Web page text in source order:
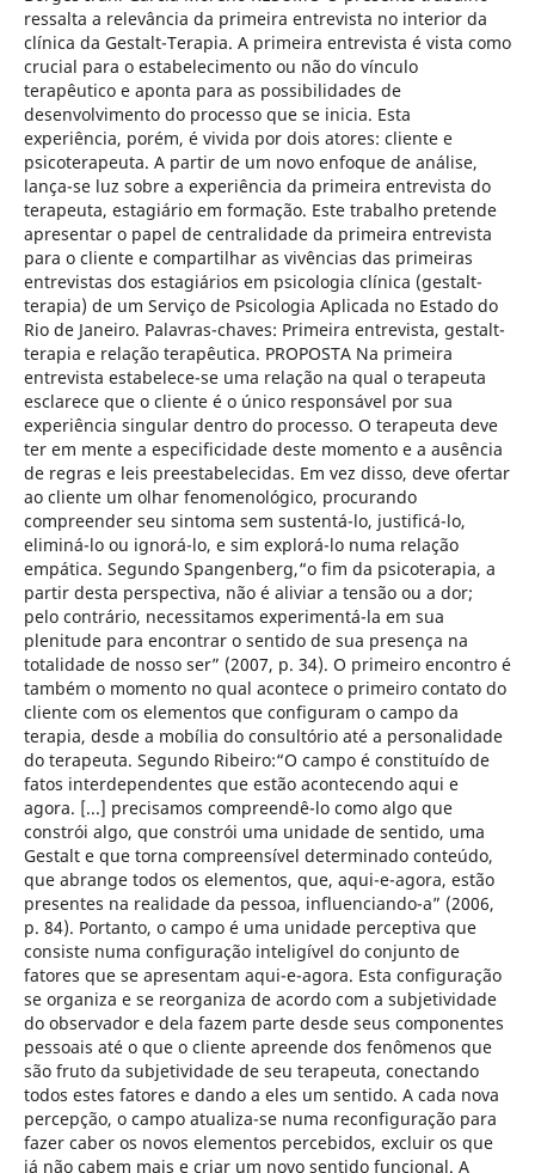
ressalta a relevância da primeira entrevista no interior da
clínica da Gestalt-Terapia. A primeira entrevista é vista como
crucial para o estabelecimento ou não do vínculo
terapêutico e aponta para as possibilidades de
desenvolvimento do processo que se inicia. Esta
experiência, porém, é vivida por dois atores: cliente e
psicoterapeuta. A partir de um novo enfoque de análise,
lança-se luz sobre a experiência da primeira entrevista do
terapeuta, estagiário em formação. Este trabalho pretende
apresentar o papel de centralidade da primeira entrevista
para o cliente e compartilhar as vivências das primeiras
entrevistas dos estagiários em psicologia clínica (gestalt-
terapia) de um Serviço de Psicologia Aplicada no Estado do
Rio de Janeiro. Palavras-chaves: Primeira entrevista, gestalt-
terapia e relação terapêutica. PROPOSTA Na primeira
entrevista estabelece-se uma relação na qual o terapeuta
esclarece que o cliente é o único responsável por sua
experiência singular dentro do processo. O terapeuta deve
ter em mente a especificidade deste momento e a ausência
de regras e leis preestabelecidas. Em vez disso, deve ofertar
ao cliente um olhar fenomenológico, procurando
compreender seu sintoma sem sustentá-lo, justificá-lo,
eliminá-lo ou ignorá-lo, e sim explorá-lo numa relação
empática. Segundo Spangenberg,“o fim da psicoterapia, a
partir desta perspectiva, não é aliviar a tensão ou a dor;
pelo contrário, necessitamos experimentá-la em sua
plenitude para encontrar o sentido de sua presença na
totalidade de nosso ser” (2007, p. 34). O primeiro encontro é
também o momento no qual acontece o primeiro contato do
cliente com os elementos que configuram o campo da
terapia, desde a mobília do consultório até a personalidade
do terapeuta. Segundo Ribeiro:“O campo é constituído de
fatos interdependentes que estão acontecendo aqui e
agora. [...] precisamos compreendê-lo como algo que
constrói algo, que constrói uma unidade de sentido, uma
Gestalt e que torna compreensível determinado conteúdo,
que abrange todos os elementos, que, aqui-e-agora, estão
presentes na realidade da pessoa, influenciando-a” (2006,
p. 84). Portanto, o campo é uma unidade perceptiva que
consiste numa configuração inteligível do conjunto de
fatores que se apresentam aqui-e-agora. Esta configuração
se organiza e se reorganiza de acordo com a subjetividade
do observador e dela fazem parte desde seus componentes
pessoais até o que o cliente apreende dos fenômenos que
são fruto da subjetividade de seu terapeuta, conectando
todos estes fatores e dando a eles um sentido. A cada nova
percepção, o campo atualiza-se numa reconfiguração para
fazer caber os novos elementos percebidos, excluir os que
já não cabem mais e criar um novo sentido funcional. A